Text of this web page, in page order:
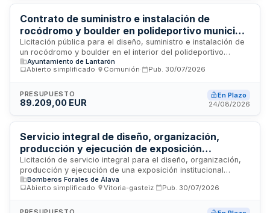
licencias necesarias para la ejecución normal de la
prestación.
Contrato de suministro e instalación de
rocódromo y boulder en polideportivo municipal
de Lantarón
Licitación pública para el diseño, suministro e instalación de
un rocódromo y boulder en el interior del polideportivo
municipal Javier Uriarte Jairo ubicado en Comunión,
Lantarón, Álava. El contrato incluye la ejecución completa de
estructuras de escalada deportiva mediante procedimiento
abierto simplificado.
Ayuntamiento de Lantarón
Abierto simplificado
Comunión Pub. 30/07/2026
PRESUPUESTO
89.209,00 EUR
En Plazo
24/08/2026
Servicio integral de diseño, organización,
producción y ejecución de exposición
conmemorativa del X Aniversario de Bomberos
Forales de Álava
Licitación de servicio integral para el diseño, organización,
producción y ejecución de una exposición institucional
conmemorativa del décimo aniversario del Organismo
Autónomo Bomberos Forales de Álava. La empresa
garantizando un flujo peatonal óptimo, accesible y seguro
Bomberos Forales de Álava
Abierto simplificado
Vitoria-gasteiz Pub. 30/07/2026